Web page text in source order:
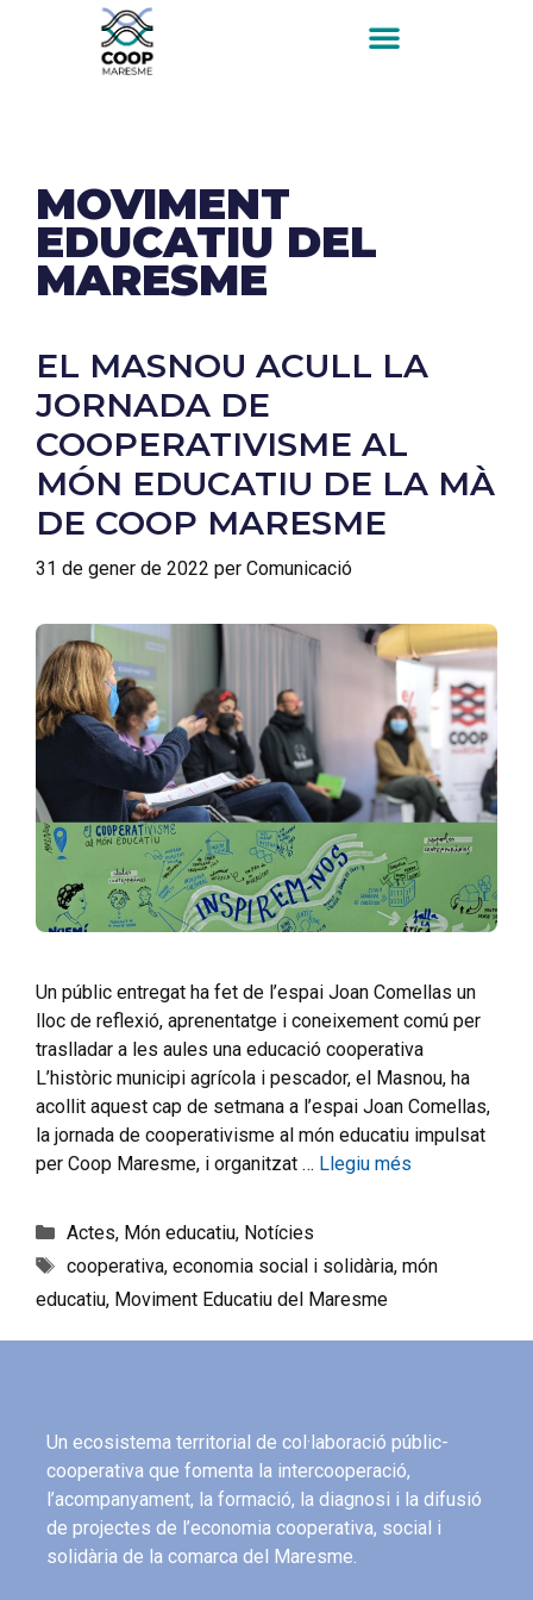
MOVIMENT
EDUCATIU DEL
MARESME
EL MASNOU ACULL LA
JORNADA DE
COOPERATIVISME AL
MÓN EDUCATIU DE LA MÀ
DE COOP MARESME
31 de gener de 2022 per Comunicació
Un públic entregat ha fet de l’espai Joan Comellas un
lloc de reflexió, aprenentatge i coneixement comú per
traslladar a les aules una educació cooperativa
L’històric municipi agrícola i pescador, el Masnou, ha
acollit aquest cap de setmana a l’espai Joan Comellas,
la jornada de cooperativisme al món educatiu impulsat
per Coop Maresme, i organitzat … Llegiu més
Actes, Món educatiu, Notícies
cooperativa, economia social i solidària, món
educatiu, Moviment Educatiu del Maresme
Un ecosistema territorial de col·laboració públic-
cooperativa que fomenta la intercooperació,
l’acompanyament, la formació, la diagnosi i la difusió
de projectes de l’economia cooperativa, social i
solidària de la comarca del Maresme.